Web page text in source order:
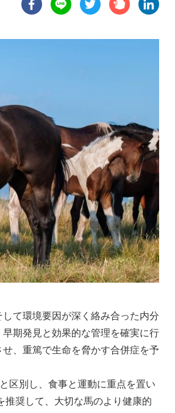
て環境要因が深く絡み合った内分
期発見と効果的な管理を確実に行
、重篤で生命を脅かす合併症を予
区別し、食事と運動に重点を置い
奨して、大切な馬のより健康的